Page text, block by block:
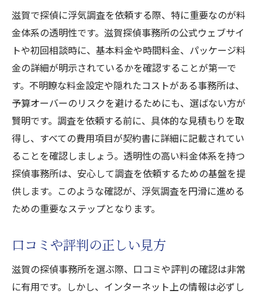
滋賀で探偵に浮気調査を依頼する際、特に重要なのが料
金体系の透明性です。滋賀探偵事務所の公式ウェブサイ
トや初回相談時に、基本料金や時間料金、パッケージ料
金の詳細が明示されているかを確認することが第一で
す。不明瞭な料金設定や隠れたコストがある事務所は、
予算オーバーのリスクを避けるためにも、選ばない方が
賢明です。調査を依頼する前に、具体的な見積もりを取
得し、すべての費用項目が契約書に詳細に記載されてい
ることを確認しましょう。透明性の高い料金体系を持つ
探偵事務所は、安心して調査を依頼するための基盤を提
供します。このような確認が、浮気調査を円滑に進める
ための重要なステップとなります。
口コミや評判の正しい見方
滋賀の探偵事務所を選ぶ際、口コミや評判の確認は非常
に有用です。しかし、インターネット上の情報は必ずし